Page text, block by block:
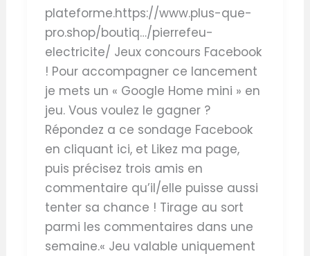
plateforme.https://www.plus-que-
pro.shop/boutiq…/pierrefeu-
electricite/ Jeux concours Facebook
! Pour accompagner ce lancement
je mets un « Google Home mini » en
jeu. Vous voulez le gagner ?
Répondez a ce sondage Facebook
en cliquant ici, et Likez ma page,
puis précisez trois amis en
commentaire qu’il/elle puisse aussi
tenter sa chance ! Tirage au sort
parmi les commentaires dans une
semaine.« Jeu valable uniquement